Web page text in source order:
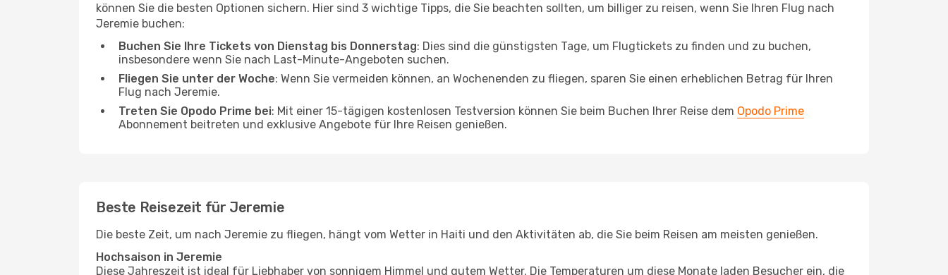
können Sie die besten Optionen sichern. Hier sind 3 wichtige Tipps, die Sie beachten sollten, um billiger zu reisen, wenn Sie Ihren Flug nach
Jeremie buchen:
Buchen Sie Ihre Tickets von Dienstag bis Donnerstag: Dies sind die günstigsten Tage, um Flugtickets zu finden und zu buchen,
insbesondere wenn Sie nach Last-Minute-Angeboten suchen.
Fliegen Sie unter der Woche: Wenn Sie vermeiden können, an Wochenenden zu fliegen, sparen Sie einen erheblichen Betrag für Ihren
Flug nach Jeremie.
Treten Sie Opodo Prime bei: Mit einer 15-tägigen kostenlosen Testversion können Sie beim Buchen Ihrer Reise dem Opodo Prime
Abonnement beitreten und exklusive Angebote für Ihre Reisen genießen.
Beste Reisezeit für Jeremie
Die beste Zeit, um nach Jeremie zu fliegen, hängt vom Wetter in Haiti und den Aktivitäten ab, die Sie beim Reisen am meisten genießen.
Hochsaison in Jeremie
Diese Jahreszeit ist ideal für Liebhaber von sonnigem Himmel und gutem Wetter. Die Temperaturen um diese Monate laden Besucher ein, die